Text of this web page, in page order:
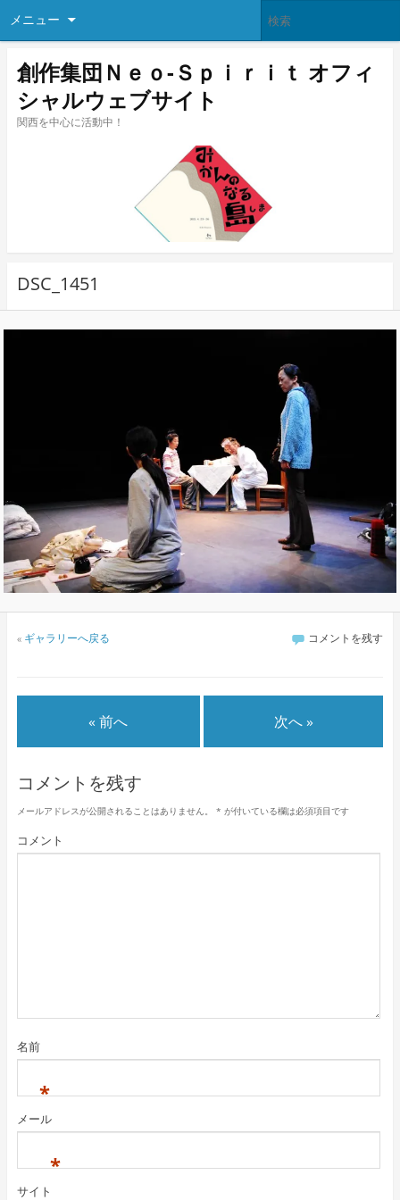
メニュー
創作集団Ｎｅｏ-Ｓｐｉｒｉｔ オフィ
シャルウェブサイト
関西を中心に活動中！
DSC_1451
« ギャラリーへ戻る コメントを残す
« 前へ 次へ »
コメントを残す
メールアドレスが公開されることはありません。 * が付いている欄は必須項目です
コメント
名前
*
メール
*
サイト